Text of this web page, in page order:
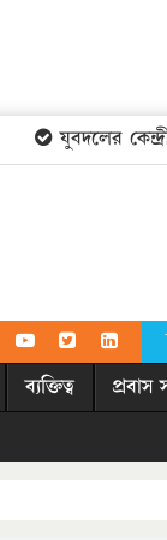
যুবদলের কেন্দ্রীয়
ব্যক্তিত্ব প্রবাস